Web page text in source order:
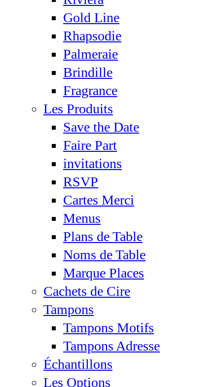
Gold Line
Rhapsodie
Palmeraie
Brindille
Fragrance
Les Produits
Save the Date
Faire Part
invitations
RSVP
Cartes Merci
Menus
Plans de Table
Noms de Table
Marque Places
Cachets de Cire
Tampons
Tampons Motifs
Tampons Adresse
Échantillons
Les Options